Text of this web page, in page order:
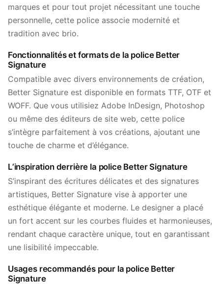
marques et pour tout projet nécessitant une touche
personnelle, cette police associe modernité et
tradition avec brio.
Fonctionnalités et formats de la police Better
Signature
Compatible avec divers environnements de création,
Better Signature est disponible en formats TTF, OTF et
WOFF. Que vous utilisiez Adobe InDesign, Photoshop
ou même des éditeurs de site web, cette police
s’intègre parfaitement à vos créations, ajoutant une
touche de charme et d’élégance.
L’inspiration derrière la police Better Signature
S’inspirant des écritures délicates et des signatures
artistiques, Better Signature vise à apporter une
esthétique élégante et moderne. Le designer a placé
un fort accent sur les courbes fluides et harmonieuses,
rendant chaque caractère unique, tout en garantissant
une lisibilité impeccable.
Usages recommandés pour la police Better
Signature